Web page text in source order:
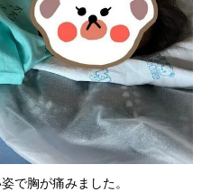
で胸が痛みました。